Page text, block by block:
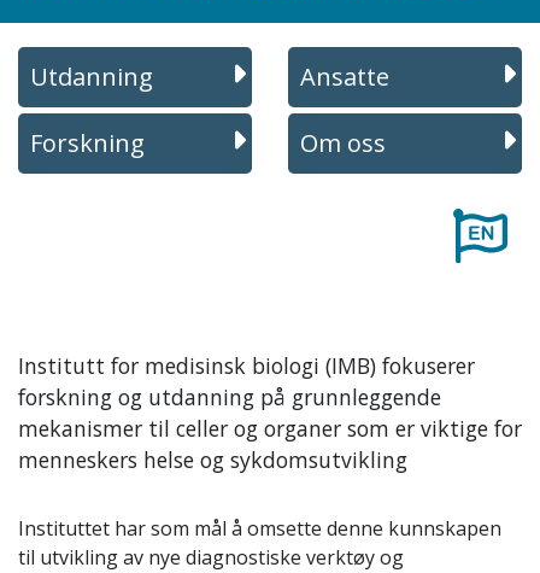
Utdanning Ansatte
Forskning Om oss
Institutt for medisinsk biologi (IMB) fokuserer
forskning og utdanning på grunnleggende
mekanismer til celler og organer som er viktige for
menneskers helse og sykdomsutvikling
Instituttet har som mål å omsette denne kunnskapen
til utvikling av nye diagnostiske verktøy og